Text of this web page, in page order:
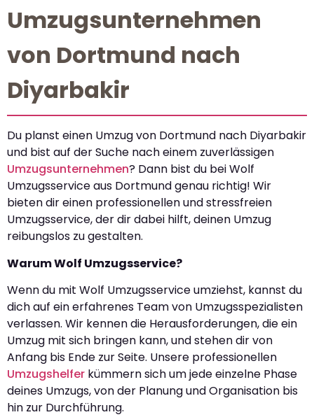
Umzugsunternehmen
von Dortmund nach
Diyarbakir
Du planst einen Umzug von Dortmund nach Diyarbakir
und bist auf der Suche nach einem zuverlässigen
Umzugsunternehmen? Dann bist du bei Wolf
Umzugsservice aus Dortmund genau richtig! Wir
bieten dir einen professionellen und stressfreien
Umzugsservice, der dir dabei hilft, deinen Umzug
reibungslos zu gestalten.
Warum Wolf Umzugsservice?
Wenn du mit Wolf Umzugsservice umziehst, kannst du
dich auf ein erfahrenes Team von Umzugsspezialisten
verlassen. Wir kennen die Herausforderungen, die ein
Umzug mit sich bringen kann, und stehen dir von
Anfang bis Ende zur Seite. Unsere professionellen
Umzugshelfer kümmern sich um jede einzelne Phase
deines Umzugs, von der Planung und Organisation bis
hin zur Durchführung.